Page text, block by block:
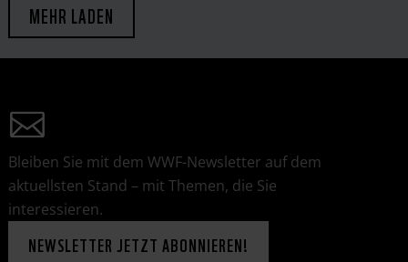
MEHR LADEN
Bleiben Sie mit dem WWF-Newsletter auf dem
aktuellsten Stand – mit Themen, die Sie
interessieren.
NEWSLETTER JETZT ABONNIEREN!